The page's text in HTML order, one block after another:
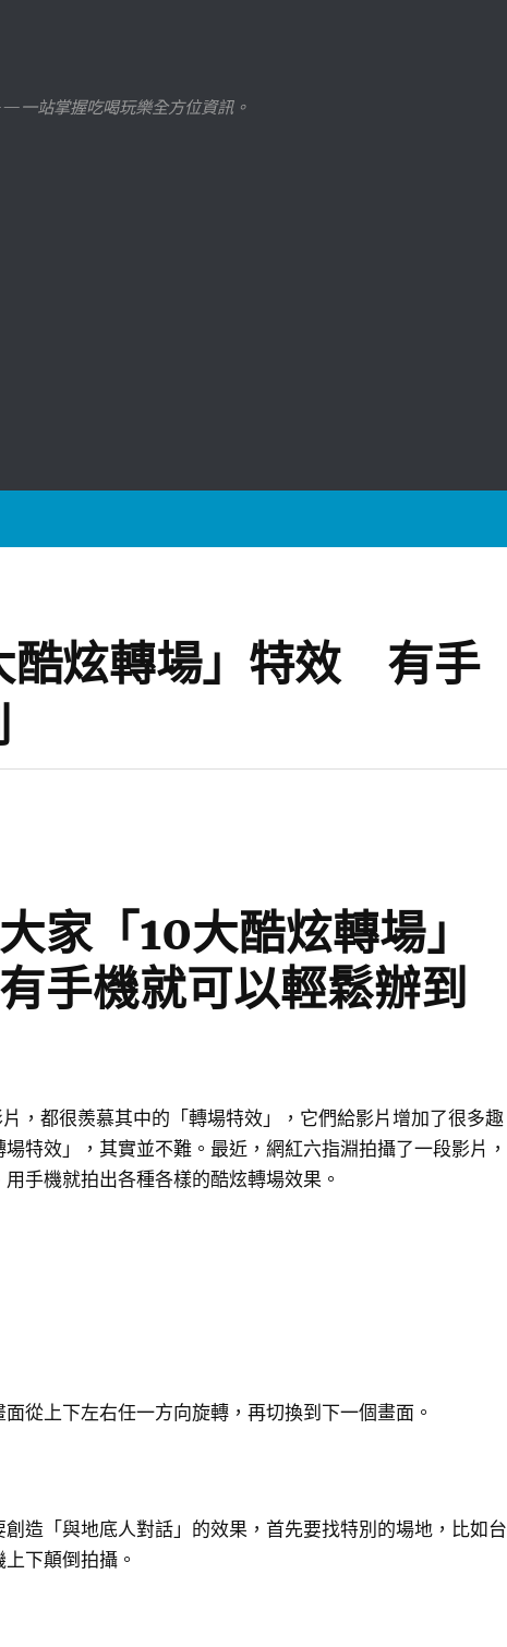
一站掌握吃喝玩樂全方位資訊。
酷炫轉場」特效 有手
家「10大酷炫轉場」
手機就可以輕鬆辦到
，都很羨慕其中的「轉場特效」，它們給影片增加了很多趣
特效」，其實並不難。最近，網紅六指淵拍攝了一段影片，
手機就拍出各種各樣的酷炫轉場效果。
從上下左右任一方向旋轉，再切換到下一個畫面。
造「與地底人對話」的效果，首先要找特別的場地，比如台
下顛倒拍攝。